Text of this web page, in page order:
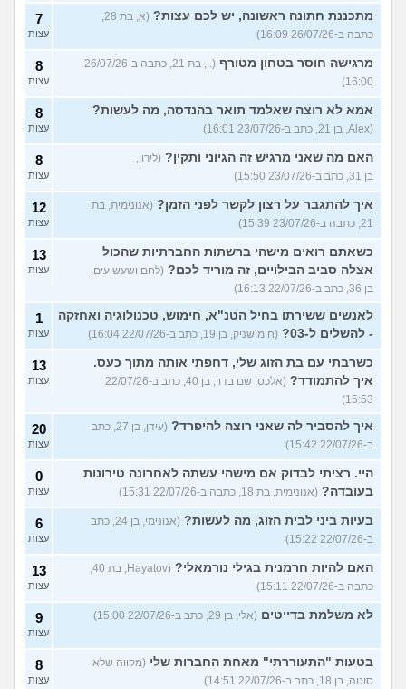
מתכננת חתונה ראשונה, יש לכם עצות?
(א, בת 28,
כתבה ב-26/07/26 16:09)
7
עצות
מרגישה חוסר בטחון מטורף
(.., בת 21, כתבה ב-26/07/26
16:00)
8
עצות
אמא לא רוצה שאלמד תואר בהנדסה, מה לעשות?
(Alex, בן 21, כתב ב-23/07/26 16:01)
8
עצות
האם מה שאני מרגיש זה הגיוני ותקין? (לירון,
בן 31, כתב ב-23/07/26 15:50)
8
עצות
איך להתגבר על רצון לקשר לפני הזמן? (אנונימית, בת
21, כתבה ב-23/07/26 15:39)
12
עצות
כשאתם רואים מישהי ברשתות החברתיות שהכול
אצלה סביב הבילויים, זה מוריד לכם? (לחם ושעשועים,
בן 36, כתב ב-22/07/26 16:13)
13
עצות
לאנשים ששירתו בחיל הטנ"א, חימוש, טכנולוגיה ואחזקה
- להשלים ל-03?
(חימושניק, בן 19, כתב ב-22/07/26 16:04)
1
עצות
כשרבתי עם בת הזוג שלי, דחפתי אותה מתוך כעס.
איך להתמודד?
(אלכס, שם בדוי, בן 40, כתב ב-22/07/26
15:53)
13
עצות
איך להסביר לה שאני רוצה להיפרד?
(עידן, בן 27, כתב
ב-22/07/26 15:42)
20
עצות
היי. רציתי לבדוק אם מישהי עשתה לאחרונה טירונות
בעובדה? (אנונימית, בת 18, כתבה ב-22/07/26 15:31)
0
עצות
בעיות ביני לבית הזוג, מה לעשות?
(אנונימי, בן 24, כתב
ב-22/07/26 15:22)
6
עצות
האם להיות חרמנית בגילי נורמאלי?
(Hayatov, בת 40,
כתבה ב-22/07/26 15:11)
13
עצות
לא משלמת בדייטים (אלי, בן 29, כתב ב-22/07/26 15:00) 9
עצות
בטעות "התעוררתי" מאחת החברות שלי (מקווה שלא
סוטה, בן 18, כתב ב-22/07/26 14:51)
8
עצות